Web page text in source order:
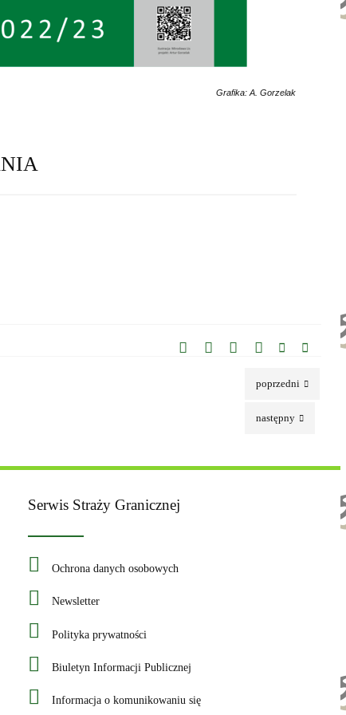
Grafika: A. Gorzelak
poprzedni
następny
Serwis Straży Granicznej
Ochrona danych osobowych
Newsletter
Polityka prywatności
Biuletyn Informacji Publicznej
Informacja o komunikowaniu się